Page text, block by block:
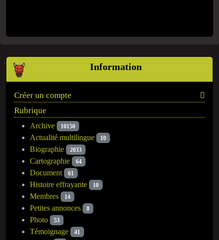
Information
Créer un compte
Rubrique
Archive 10150
Actualité multilingue 10
Biographie 2033
Cartographie 64
Document 61
Histoire effrayante 10
Membres 14
Petites annonces 8
Photo 53
Témoignage 41